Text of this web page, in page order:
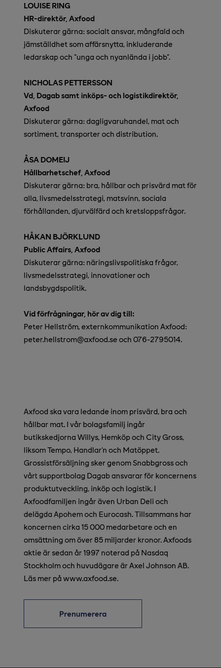
LOUISE RING
HR-direktör, Axfood
Diskuterar gärna: socialt ansvar, mångfald och
jämställdhet som affärsnytta, inkluderande
ledarskap och "unga och nyanlända i jobb".
NICHOLAS PETTERSSON
Vd, Dagab samt inköps- och logistikdirektör,
Axfood
Diskuterar gärna: dagligvaruhandel, mat och
sortiment, transporter och distribution.
ÅSA DOMEIJ
Hållbarhetschef, Axfood
Diskuterar gärna: bra, hållbar och prisvärd mat för
alla, livsmedelsstrategi, matsvinn, sociala
förhållanden, djurvälfärd och kretsloppsfrågor.
HÅKAN BJÖRKLUND
Public Affairs, Axfood
Diskuterar gärna: näringslivspolitiska frågor,
livsmedelsstrategi, innovationer och
landsbygdspolitik.
Vid förfrågningar, hör av dig till:
Peter Hellström, externkommunikation Axfood:
peter.hellstrom@axfood.se och 076-2795014.
Axfood ska vara ledande inom prisvärd, bra och
hållbar mat. I vår bolagsfamilj ingår
butikskedjorna Willys, Hemköp och City Gross,
liksom Tempo, Handlar’n och Matöppet.
Grossistförsäljning sker genom Snabbgross och
vårt supportbolag Dagab ansvarar för koncernens
produktutveckling, inköp och logistik. I
Axfoodfamiljen ingår även Urban Deli och
delägda Apohem och Eurocash. Tillsammans har
koncernen cirka 15 000 medarbetare och en
omsättning om över 85 miljarder kronor. Axfoods
aktie är sedan år 1997 noterad på Nasdaq
Stockholm och huvudägare är Axel Johnson AB.
Läs mer på www.axfood.se.
Prenumerera